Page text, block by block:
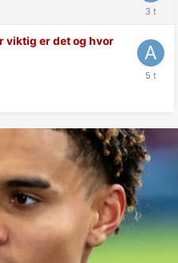
viktig er det og hvor